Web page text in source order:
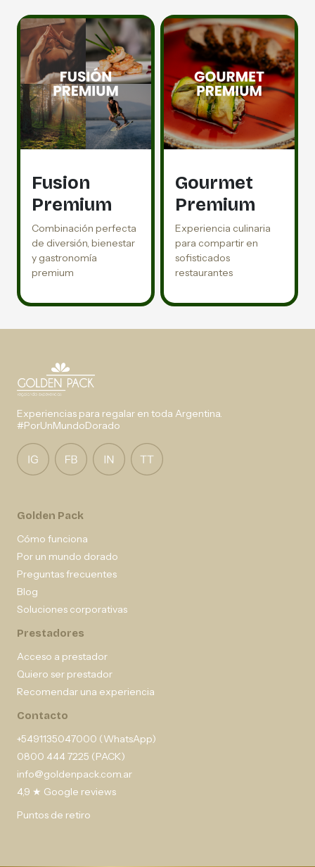
Fusion
Premium
Combinación perfecta
de diversión, bienestar
y gastronomía
premium
Gourmet
Premium
Experiencia culinaria
para compartir en
sofisticados
restaurantes
Experiencias para regalar en toda Argentina.
#PorUnMundoDorado
Golden Pack
Cómo funciona
Por un mundo dorado
Preguntas frecuentes
Blog
Soluciones corporativas
Prestadores
Acceso a prestador
Quiero ser prestador
Recomendar una experiencia
Contacto
+5491135047000 (WhatsApp)
0800 444 7225 (PACK)
info@goldenpack.com.ar
4,9 ★ Google reviews
Puntos de retiro